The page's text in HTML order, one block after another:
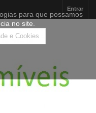
Entrar
para que possamos
no site.
e Cookies